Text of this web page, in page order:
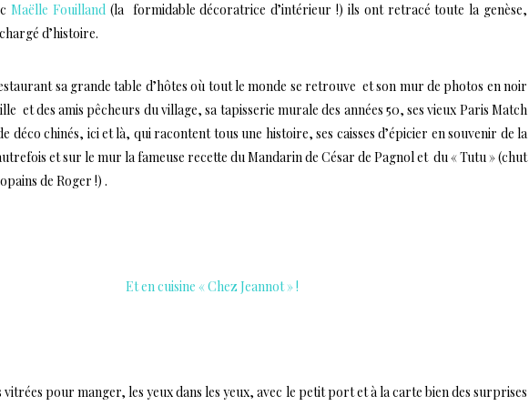
Maëlle Fouilland (la formidable décoratrice d’intérieur !) ils ont retracé toute la genèse,
d’histoire.
sa grande table d’hôtes où tout le monde se retrouve et son mur de photos en noir
et des amis pêcheurs du village, sa tapisserie murale des années 50, ses vieux Paris Match
déco chinés, ici et là, qui racontent tous une histoire, ses caisses d’épicier en souvenir de la
et sur le mur la fameuse recette du Mandarin de César de Pagnol et du « Tutu » (chut
de Roger !) .
Et en cuisine « Chez Jeannot » !
vitrées pour manger, les yeux dans les yeux, avec le petit port et à la carte bien des surprises